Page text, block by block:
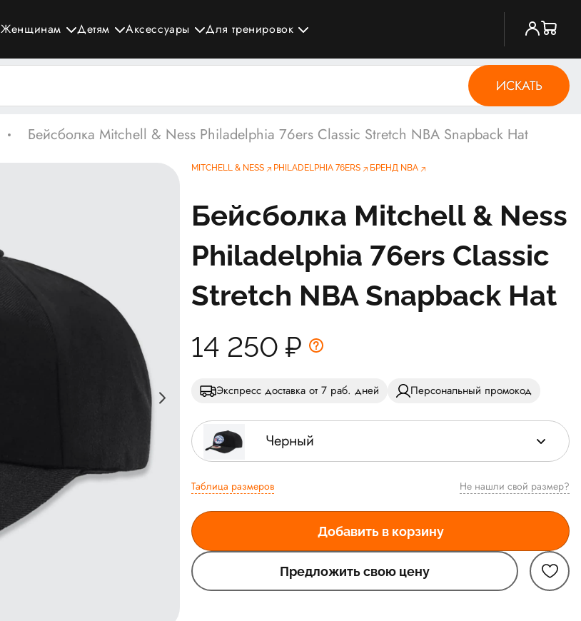
Женщинам Детям Аксессуары Для тренировок
ИСКАТЬ
Бейсболка Mitchell & Ness Philadelphia 76ers Classic Stretch NBA Snapback Hat
MITCHELL & NESS PHILADELPHIA 76ERS БРЕНД NBA
Бейсболка Mitchell & Ness
Philadelphia 76ers Classic
Stretch NBA Snapback Hat
14 250 ₽
Экспресс доставка от 7 раб. дней Персональный промокод
Черный
Таблица размеров Не нашли свой размер?
Добавить в корзину
Предложить свою цену